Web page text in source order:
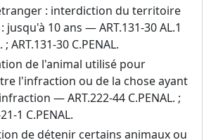
: interdiction du territoire
jusqu'à 10 ans — ART.131-30 AL.1
; ART.131-30 C.PENAL.
de l'animal utilisé pour
l'infraction ou de la chose ayant
— ART.222-44 C.PENAL. ;
1 C.PENAL.
de détenir certains animaux ou